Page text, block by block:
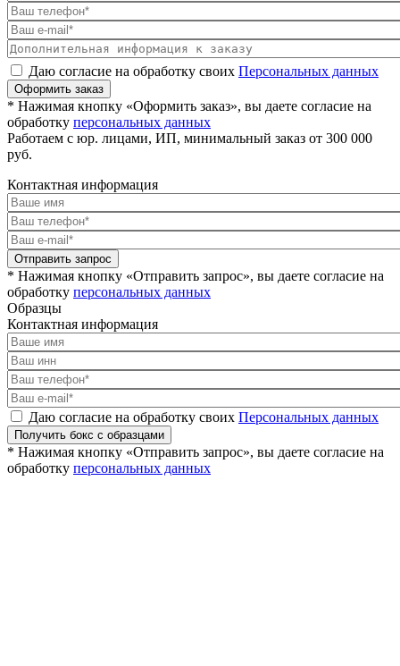
Даю согласие на обработку своих Персональных данных
Оформить заказ
* Нажимая кнопку «Оформить заказ», вы даете согласие на
обработку персональных данных
Работаем с юр. лицами, ИП, минимальный заказ от 300 000
руб.
Контактная информация
Отправить запрос
* Нажимая кнопку «Отправить запрос», вы даете согласие на
обработку персональных данных
Образцы
Контактная информация
Даю согласие на обработку своих Персональных данных
Получить бокс с образцами
* Нажимая кнопку «Отправить запрос», вы даете согласие на
обработку персональных данных